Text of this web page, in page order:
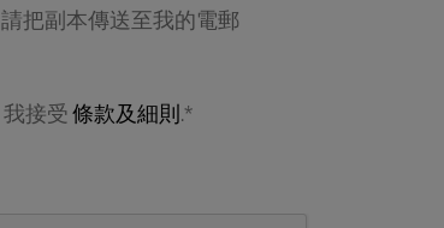
請把副本傳送至我的電郵
我接受條款及細則.*